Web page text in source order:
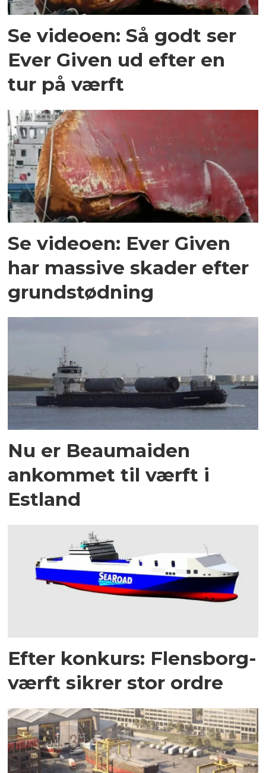
Se videoen: Så godt ser
Ever Given ud efter en
tur på værft
Se videoen: Ever Given
har massive skader efter
grundstødning
Nu er Beaumaiden
ankommet til værft i
Estland
Efter konkurs: Flensborg-
værft sikrer stor ordre